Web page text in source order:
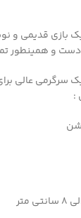
بازی قدیمی و
و همینطور
سرگرمی عالی
: